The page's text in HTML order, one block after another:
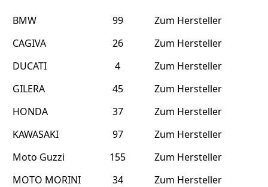
BMW 99
Zum Hersteller
CAGIVA
26
Zum Hersteller
DUCATI
4
Zum Hersteller
GILERA
45
Zum Hersteller
HONDA
37
Zum Hersteller
KAWASAKI
97
Zum Hersteller
Moto Guzzi
155
Zum Hersteller
MOTO MORINI
34
Zum Hersteller